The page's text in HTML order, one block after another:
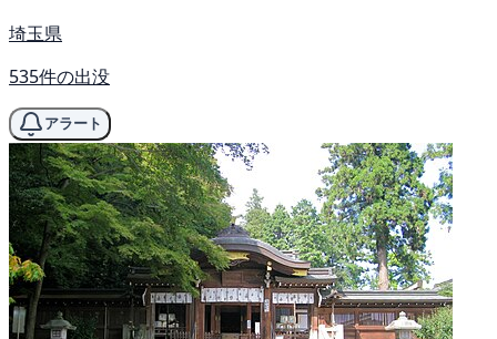
埼玉県
535件の出没
アラート